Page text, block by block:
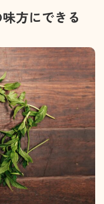
方にできる